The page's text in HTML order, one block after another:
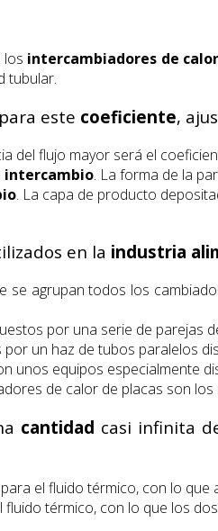
intercambiadores de calor
tubular.
para este coeficiente,
del flujo mayor será el
intercambio. La forma de la
. La capa de producto
en la industria
se agrupan todos los
por una serie de parejas
un haz de tubos paralelos
unos equipos especialmente
de calor de placas son
cantidad casi infinita
el fluido térmico, con lo
térmico, con lo que los